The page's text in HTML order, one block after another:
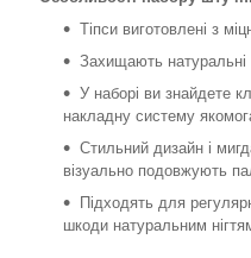
Тіпси виготовлені з
Захищають натуральні
У наборі ви знайдете
накладну систему
Стильний дизайн і
візуально подовжують
Підходять для
шкоди натуральним